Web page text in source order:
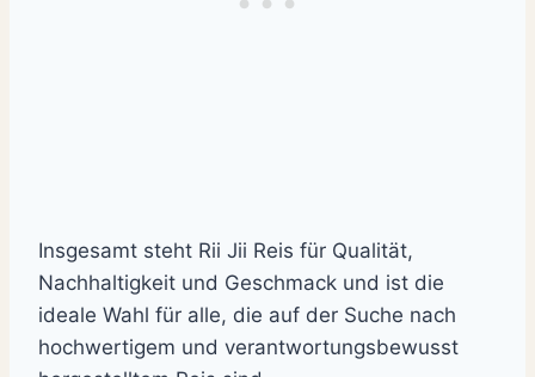
Insgesamt steht Rii Jii Reis für Qualität,
Nachhaltigkeit und Geschmack und ist die
ideale Wahl für alle, die auf der Suche nach
hochwertigem und verantwortungsbewusst